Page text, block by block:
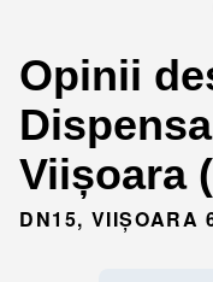
Opinii
Viișoara
DN15, VIIȘOARA